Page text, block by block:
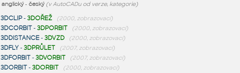
anglický- český (v AutoCADu od verze, kategorie)
3DCLIP-3DOŘEŽ (2000, zobrazovací)
3DCORBIT-3DPORBIT (2000, zobrazovací)
3DDISTANCE-3DVZD (2000, zobrazovací)
3DFLY-3DPRŮLET (2007, zobrazovací)
3DFORBIT-3DVORBIT (2007, zobrazovací)
3DORBIT-3DORBIT (2000, zobrazovací)